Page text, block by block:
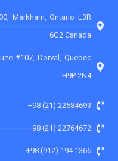
Markham, Ontario L3R
6G2 Canada
#107, Dorval, Quebec
H9P 2N4
22584693 (21) 98+
22764672 (21) 98+
1366 194 (912) 98+